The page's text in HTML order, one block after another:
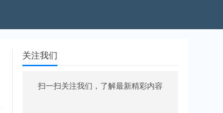
关注我们
扫一扫关注我们，了解最新精彩内容